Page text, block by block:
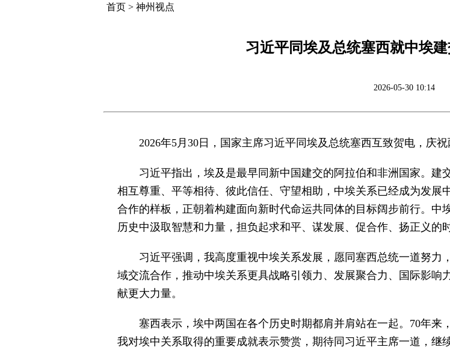
首页 > 神州视点
习近平同埃及总统塞西就中埃
2026-05-30 10:14
2026年5月30日，国家主席习近平同埃及总统塞西互致贺电，庆祝
习近平指出，埃及是最早同新中国建交的阿拉伯和非洲国家。建
相互尊重、平等相待、彼此信任、守望相助，中埃关系已经成为发
合作的样板，正朝着构建面向新时代命运共同体的目标阔步前行。中
历史中汲取智慧和力量，担负起求和平、谋发展、促合作、扬正义的
习近平强调，我高度重视中埃关系发展，愿同塞西总统一道努力
域交流合作，推动中埃关系更具战略引领力、发展聚合力、国际影
献更大力量。
塞西表示，埃中两国在各个历史时期都肩并肩站在一起。70年来
我对埃中关系取得的重要成就表示赞赏，期待同习近平主席一道，继